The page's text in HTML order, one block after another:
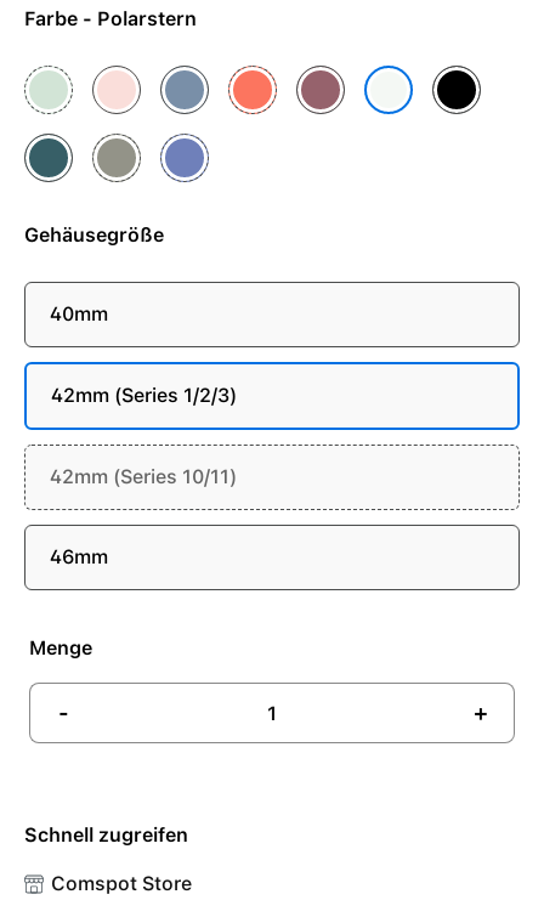
Farbe - Polarstern
AquamarinBlassrosaDenim MandarinePflaumePolarsternSchwarz
SeegrünSteingrauVeilchen
Gehäusegröße
40mm
42mm (Series 1/2/3)
42mm (Series 10/11)
46mm
Menge
- +
Schnell zugreifen
Comspot Store